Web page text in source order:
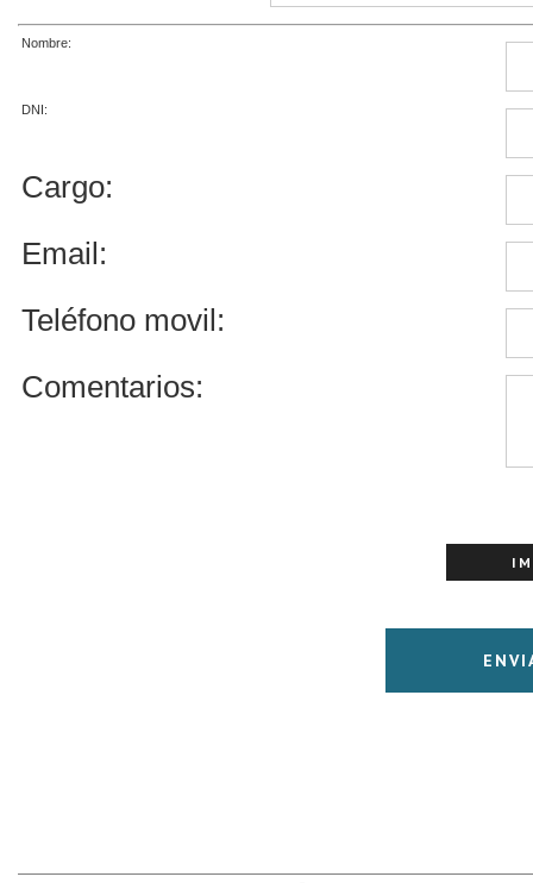
Nombre:
DNI:
Cargo:
Email:
Teléfono movil:
Comentarios: